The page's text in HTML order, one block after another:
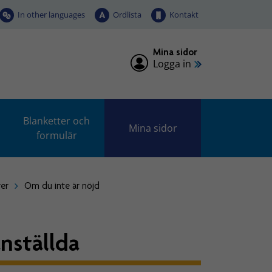
In other languages Ordlista Kontakt
Mina sidor
Logga in
Blanketter och
formulär
Mina sidor
Om du inte är nöjd